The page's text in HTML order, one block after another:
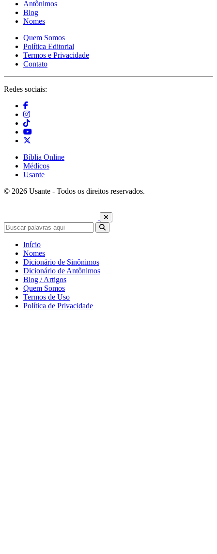
Antônimos
Blog
Nomes
Quem Somos
Política Editorial
Termos e Privacidade
Contato
Redes sociais:
Bíblia Online
Médicos
Usante
© 2026 Usante - Todos os direitos reservados.
Início
Nomes
Dicionário de Sinônimos
Dicionário de Antônimos
Blog / Artigos
Quem Somos
Termos de Uso
Política de Privacidade